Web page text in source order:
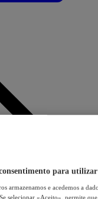
para utilizar
armazenamos e acedemos a
selecionar «Aceito», permite